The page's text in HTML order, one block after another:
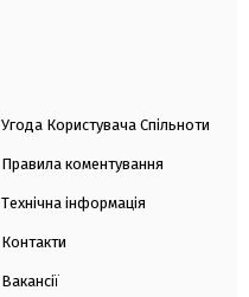
Угода Користувача Спільноти
Правила коментування
Технічна інформація
Контакти
Вакансії